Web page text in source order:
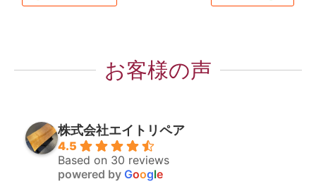
お客様の声
株式会社エイトリペア
4.5
Based on 30 reviews
powered by Google